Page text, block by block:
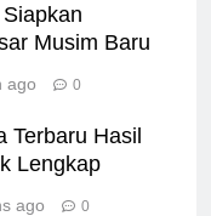
Musim Baru
ago 0
Terbaru Hasil
Lengkap
ago 0